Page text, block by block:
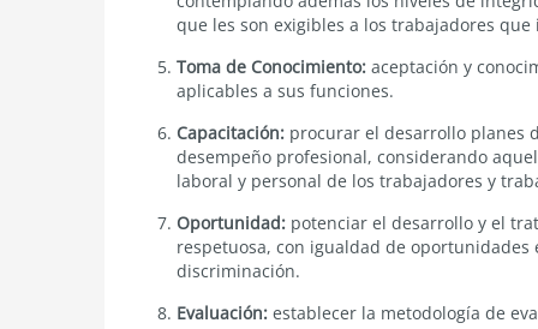
que les son exigibles a los trabajadores
Toma de Conocimiento: aceptación y
aplicables a sus funciones.
Capacitación: procurar el desarrollo planes
desempeño profesional, considerando
laboral y personal de los trabajadores y
Oportunidad: potenciar el desarrollo y el
respetuosa, con igualdad de
discriminación.
Evaluación: establecer la metodología de